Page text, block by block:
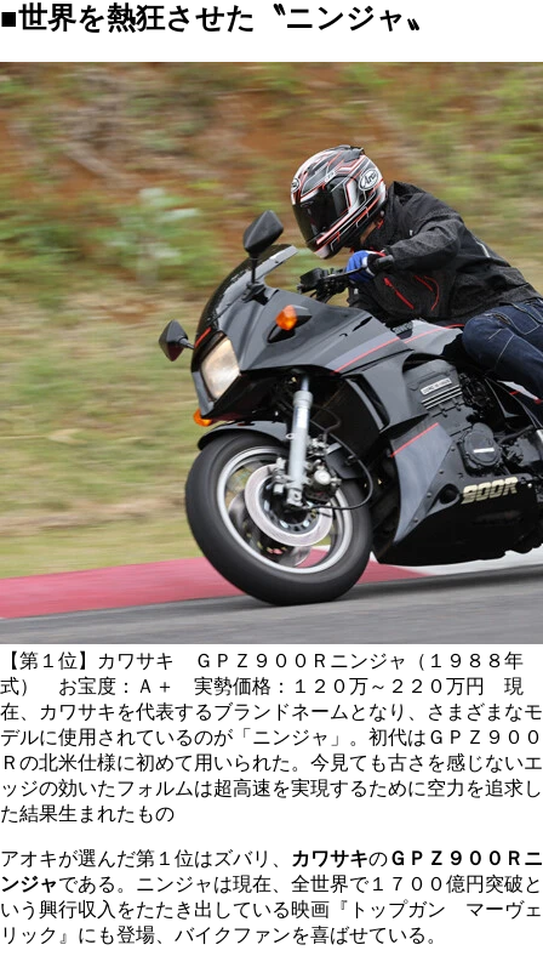
■世界を熱狂させた〝ニンジャ〟
【第１位】カワサキ ＧＰＺ９００Ｒニンジャ（１９８８年
式） お宝度：Ａ＋ 実勢価格：１２０万～２２０万円 現
在、カワサキを代表するブランドネームとなり、さまざまなモ
デルに使用されているのが「ニンジャ」。初代はＧＰＺ９００
Ｒの北米仕様に初めて用いられた。今見ても古さを感じないエ
ッジの効いたフォルムは超高速を実現するために空力を追求し
た結果生まれたもの
アオキが選んだ第１位はズバリ、 カワサキのＧＰＺ９００Ｒニ
ンジャである。ニンジャは現在、全世界で１７００億円突破と
いう興行収入をたたき出している映画『トップガン マーヴェ
リック』にも登場、バイクファンを喜ばせている。